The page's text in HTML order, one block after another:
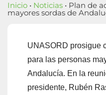
Inicio • Noticias • Plan de
mayores sordas de
UNASORD prosigue
para las personas
Andalucía. En la
presidente, Rubén